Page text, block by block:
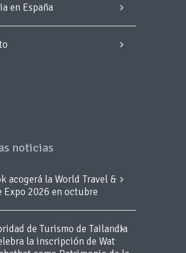
en España
noticias
acogerá la World Travel &
Expo 2026 en octubre
de Turismo de Tailandia
la inscripción de Wat